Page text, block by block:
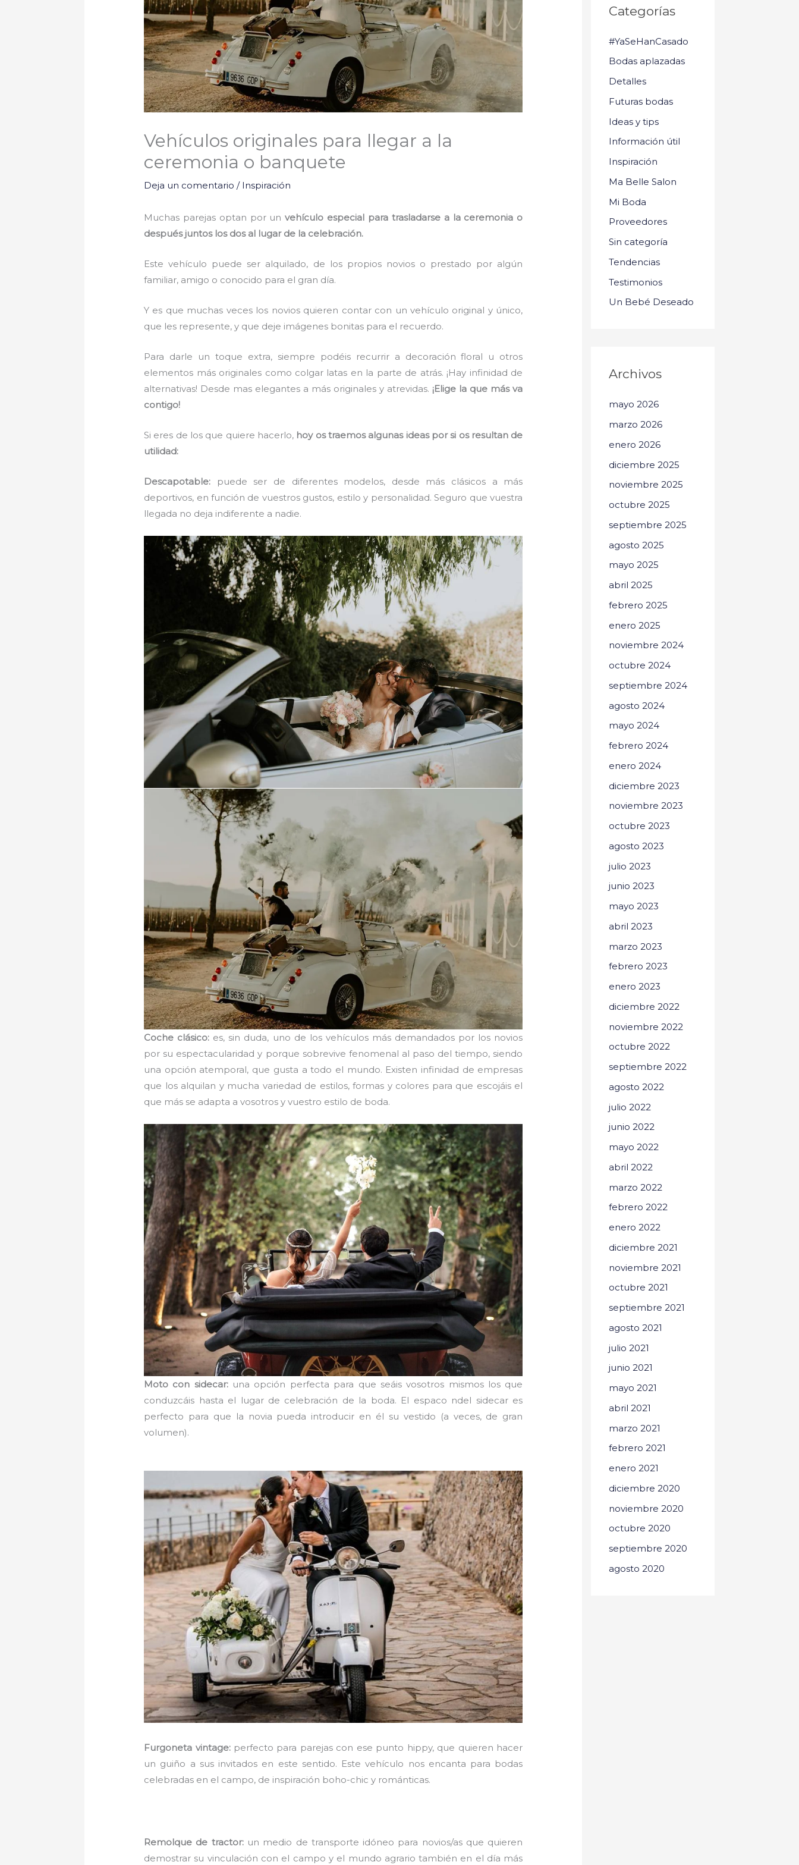
Vehículos originales para llegar a la
ceremonia o banquete
Deja un comentario / Inspiración
Muchas parejas optan por unvehículo especial para trasladarse a la ceremonia o
después juntos los dos al lugar de la celebración.
Este vehículo puede ser alquilado, de los propios novios o prestado por algún
familiar, amigo o conocido para el gran día.
Y es que muchas veces los novios quieren contar con un vehículo original y único,
que les represente, y que deje imágenes bonitas para el recuerdo.
Para darle un toque extra, siempre podéis recurrir a decoración floral u otros
elementos más originales como colgar latas en la parte de atrás. ¡Hay infinidad de
alternativas! Desde mas elegantes a más originales y atrevidas. ¡Elige la que más va
contigo!
Si eres de los que quiere hacerlo, hoy os traemos algunas ideas por si os resultan de
utilidad:
Descapotable: puede ser de diferentes modelos, desde más clásicos a más
deportivos, en función de vuestros gustos, estilo y personalidad. Seguro que vuestra
llegada no deja indiferente a nadie.
Coche clásico: es, sin duda, uno de los vehículos más demandados por los novios
por su espectacularidad y porque sobrevive fenomenal al paso del tiempo, siendo
una opción atemporal, que gusta a todo el mundo. Existen infinidad de empresas
que los alquilan y mucha variedad de estilos, formas y colores para que escojáis el
que más se adapta a vosotros y vuestro estilo de boda.
Moto con sidecar: una opción perfecta para que seáis vosotros mismos los que
conduzcáis hasta el lugar de celebración de la boda. El espaco ndel sidecar es
perfecto para que la novia pueda introducir en él su vestido (a veces, de gran
volumen).
Furgoneta vintage: perfecto para parejas con ese punto hippy, que quieren hacer
un guiño a sus invitados en este sentido. Este vehículo nos encanta para bodas
celebradas en el campo, de inspiración boho-chic y románticas.
Remolque de tractor: un medio de transporte idóneo para novios/as que quieren
demostrar su vinculación con el campo y el mundo agrario también en el día más
Categorías
#YaSeHanCasado
Bodas aplazadas
Detalles
Futuras bodas
Ideas y tips
Información útil
Inspiración
Ma Belle Salon
Mi Boda
Proveedores
Sin categoría
Tendencias
Testimonios
Un Bebé Deseado
Archivos
mayo 2026
marzo 2026
enero 2026
diciembre 2025
noviembre 2025
octubre 2025
septiembre 2025
agosto 2025
mayo 2025
abril 2025
febrero 2025
enero 2025
noviembre 2024
octubre 2024
septiembre 2024
agosto 2024
mayo 2024
febrero 2024
enero 2024
diciembre 2023
noviembre 2023
octubre 2023
agosto 2023
julio 2023
junio 2023
mayo 2023
abril 2023
marzo 2023
febrero 2023
enero 2023
diciembre 2022
noviembre 2022
octubre 2022
septiembre 2022
agosto 2022
julio 2022
junio 2022
mayo 2022
abril 2022
marzo 2022
febrero 2022
enero 2022
diciembre 2021
noviembre 2021
octubre 2021
septiembre 2021
agosto 2021
julio 2021
junio 2021
mayo 2021
abril 2021
marzo 2021
febrero 2021
enero 2021
diciembre 2020
noviembre 2020
octubre 2020
septiembre 2020
agosto 2020